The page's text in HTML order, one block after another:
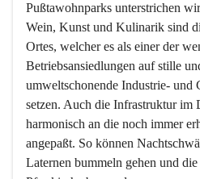
Pußtawohnparks unterstrichen
Wein, Kunst und Kulinarik sind
Ortes, welcher es als einer der
Betriebsansiedlungen auf stille
umweltschonende Industrie- und
setzen. Auch die Infrastruktur im
harmonisch an die noch immer
angepaßt. So können
Laternen bummeln gehen und